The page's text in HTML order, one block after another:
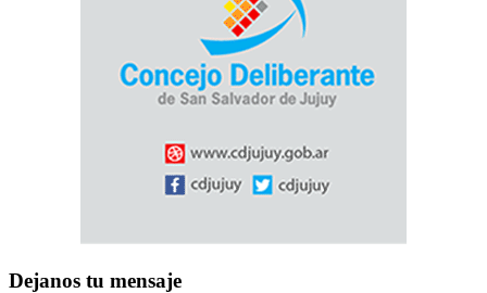
Dejanos tu mensaje